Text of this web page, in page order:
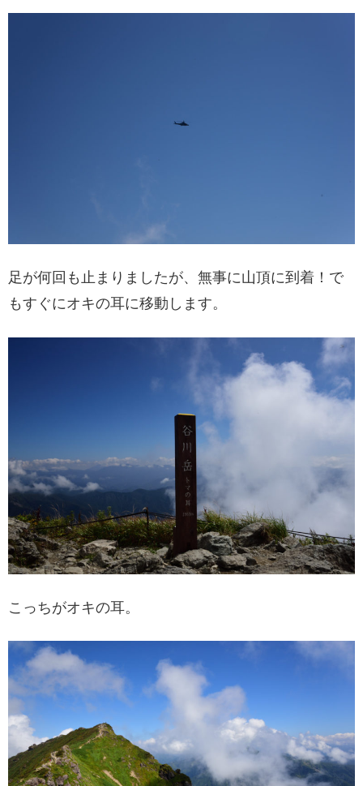
足が何回も止まりましたが、無事に山頂に到着！で
もすぐにオキの耳に移動します。
こっちがオキの耳。